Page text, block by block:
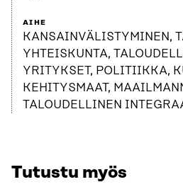
AIHE
KANSAINVÄLISTYMINEN,
YHTEISKUNTA,
YRITYKSET, POLITIIKKA,
KEHITYSMAAT,
TALOUDELLINEN
Tutustu myös